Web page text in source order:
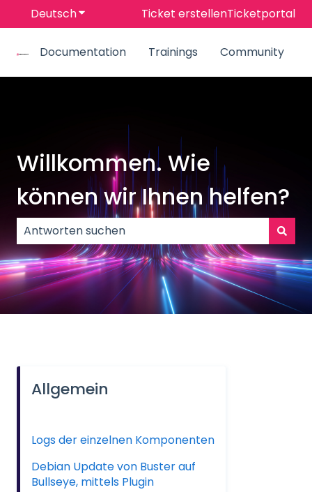
DeutschUntermenü für Übersetzungen anzeigen
Ticket erstellenTicketportal
Documentation Trainings Community
Willkommen. Wie
können wir Ihnen helfen?
Es gibt keine Vorschläge, da das Suchfeld leer ist.
Allgemein
Logs der einzelnen Komponenten
Debian Update von Buster auf
Bullseye, mittels Plugin